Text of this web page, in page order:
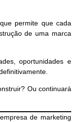
permite que cada
de uma marca
oportunidades e
Ou continuará
de marketing